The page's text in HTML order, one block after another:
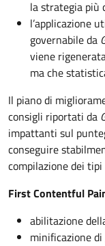
la strategia più
l’applicazione
governabile da
viene
ma che
Il piano di
consigli riportati da
impattanti sul
conseguire
compilazione dei
First Contentful
abilitazione
minificazione di